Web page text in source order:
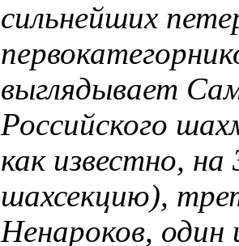
сильнейших
выглядывает
Российского
как известно, на
шахсекцию),
Ненароков, один